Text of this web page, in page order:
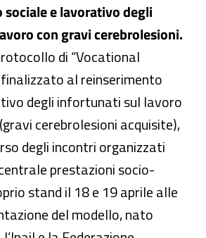
e lavorativo degli
con gravi cerebrolesioni.
di “Vocational
al reinserimento
degli infortunati sul lavoro
cerebrolesioni acquisite),
degli incontri organizzati
prestazioni socio-
stand il 18 e 19 aprile alle
del modello, nato